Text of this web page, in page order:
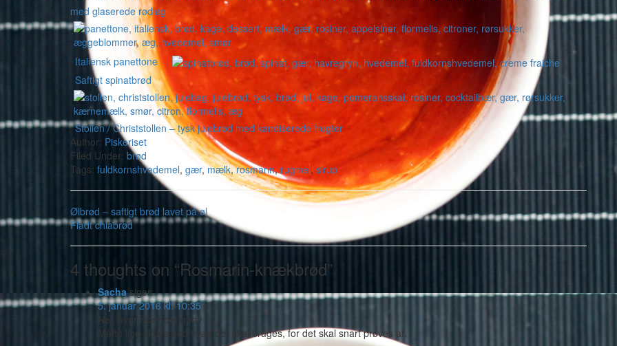
med glaserede rødløg
Italiensk panettone
Saftigt spinatbrød
Stollen / Christstollen – tysk julebrød med kandiserede frugter
Author: Piskeriset
Filed Under: brød
Tags: fuldkornshvedemel, gær,mælk,rosmarin,rugmel, sirup
Ølbrød – saftigt brød lavet på øl
Fladt chiabrød
4 thoughts on “Rosmarin-knækbrød”
Sacha siger:
5. januar 2016 kl. 10:35
Nej, hvor lyder det godt!
Måtte lige skrive ned hvad der skal bruges, for det skal snart prøves af.